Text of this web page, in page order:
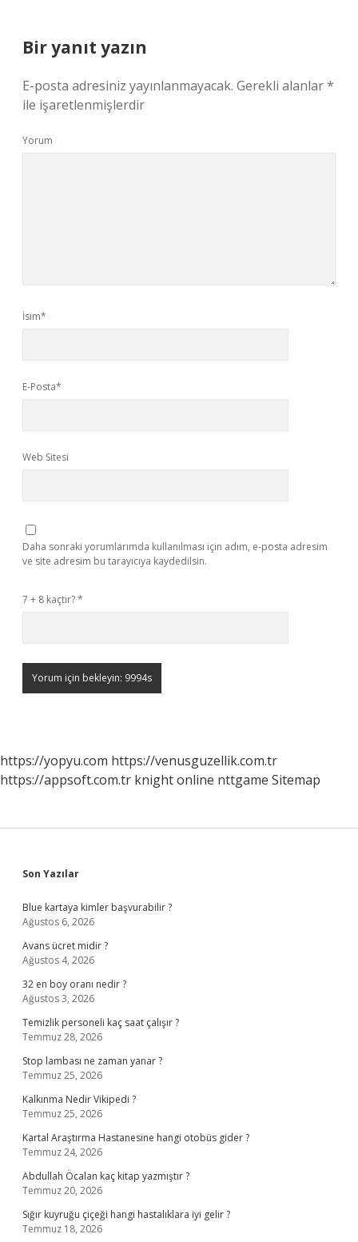
Bir yanıt yazın
E-posta adresiniz yayınlanmayacak. Gerekli alanlar*
ile işaretlenmişlerdir
Yorum
İsim*
E-Posta*
Web Sitesi
Daha sonraki yorumlarımda kullanılması için adım, e-posta adresim
ve site adresim bu tarayıcıya kaydedilsin.
7 + 8 kaçtır?*
https://yopyu.com https://venusguzellik.com.tr
https://appsoft.com.tr knight online nttgame Sitemap
Sidebar
Son Yazılar
Blue kartaya kimler başvurabilir ?
Ağustos 6, 2026
Avans ücret midir ?
Ağustos 4, 2026
32 en boy oranı nedir ?
Ağustos 3, 2026
Temizlik personeli kaç saat çalışır ?
Temmuz 28, 2026
Stop lambası ne zaman yanar ?
Temmuz 25, 2026
Kalkınma Nedir Vikipedi ?
Temmuz 25, 2026
Kartal Araştırma Hastanesine hangi otobüs gider ?
Temmuz 24, 2026
Abdullah Öcalan kaç kitap yazmıştır ?
Temmuz 20, 2026
Sığır kuyruğu çiçeği hangi hastalıklara iyi gelir ?
Temmuz 18, 2026